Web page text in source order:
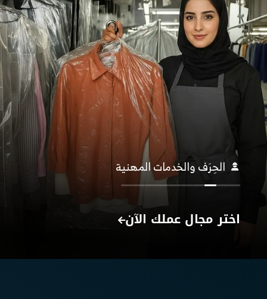
اختر مجال عملك الآن
الرعاية الطبية